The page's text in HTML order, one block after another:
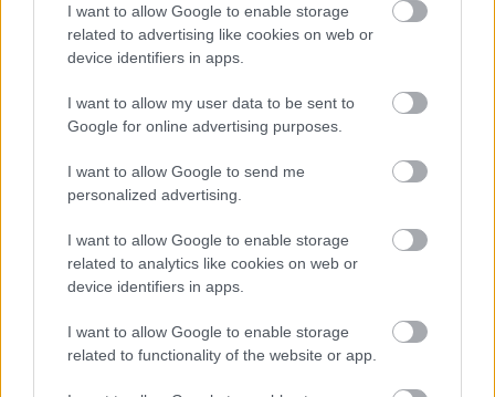
I want to allow Google to enable storage
related to advertising like cookies on web or
device identifiers in apps.
I want to allow my user data to be sent to
Google for online advertising purposes.
I want to allow Google to send me
personalized advertising.
I want to allow Google to enable storage
related to analytics like cookies on web or
device identifiers in apps.
I want to allow Google to enable storage
related to functionality of the website or app.
Mindemellett nem feledkezünk meg az
ismeretlenekről, valamint a nagyágyúkról sem, azaz
itt van Kubrick, Fincher, Nolan, Scorsese, Eastwood,
Mijazaki, Cameron és még…